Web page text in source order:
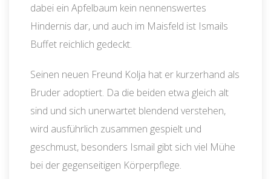
dabei ein Apfelbaum kein nennenswertes
Hindernis dar, und auch im Maisfeld ist Ismails
Buffet reichlich gedeckt.
Seinen neuen Freund Kolja hat er kurzerhand als
Bruder adoptiert. Da die beiden etwa gleich alt
sind und sich unerwartet blendend verstehen,
wird ausführlich zusammen gespielt und
geschmust, besonders Ismail gibt sich viel Mühe
bei der gegenseitigen Körperpflege.